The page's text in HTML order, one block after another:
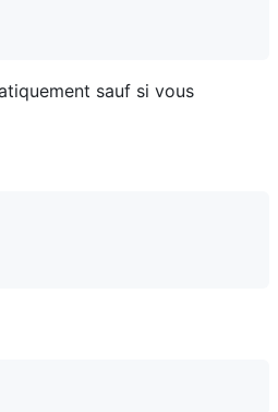
sauf si vous